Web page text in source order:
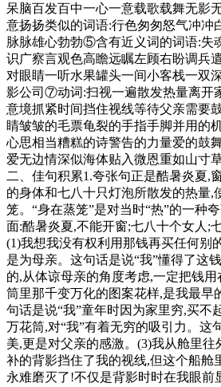
呆脑百发百中一心一意载歌载舞无影
意扬扬类似的词语:行色匆匆怒气冲冲
脉脉雄心勃勃⑤含有近义词的词语:失
识广察言观色高瞻远瞩左顾右盼调兵
对眼睛一听水果罐头一间小客栈一双
影公司⑦动词:扫视一遍散发热量离开
意境抓紧时间挡住视线等待父亲需要
睛皱皱的毛票龟裂的手指手脚并用的
心思相当糟糕的诗警告的力量爱的鼓
爱无边情深似海体贴入微恩重如山寸
二、佳句积累1.夸张句正是酷暑炎夏,
的身体和七八十只灯泡所散发的热量,
笼。“身在蒸笼”是对当时“热”的一种
面:酷暑炎夏,不能开窗;七八十个女人;
(1)我想我没有权利用那钱再买任何别
是为母亲。这句话是说“我”懂得了这
的,从体谅母亲的角度考虑,一定把钱
筒里那千变万化的图案花样,是我最早
句话是说“我”童年时因为家里穷,买不
万花筒,对“我”有着无穷的吸引力。这
美,更是对父亲的感激。(3)我从舱里往
补的背影挡住了我的视线,但这个船舱
永难磨灭了!不仅是背影时时在我眼前